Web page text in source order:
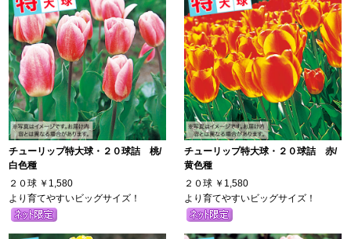
チューリップ特大球・２０球詰 桃/
白色種
２０球 ￥1,580
より育てやすいビッグサイズ！
チューリップ特大球・２０球詰 赤/
黄色種
２０球 ￥1,580
より育てやすいビッグサイズ！